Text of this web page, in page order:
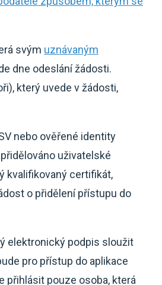
svým uznávaným
dne odeslání žádosti.
který uvede v žádosti,
nebo ověřené identity
uživatelské
kvalifikovaný certifikát,
o přidělení přístupu do
elektronický podpis sloužit
pro přístup do aplikace
přihlásit pouze osoba, která